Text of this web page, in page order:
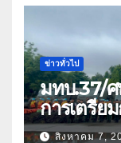
ข่าวทั่วไป
มทบ.37/
การเตรีย
ด้านการบ
สิงหาคม 7,